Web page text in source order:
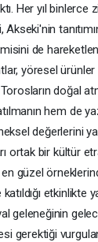
Her yıl binlerce
de
yöresel ürünler
doğal
hem de
değerlerini
ortak bir kültür
en güzel
etkinlikte
geleneğinin
gerektiği